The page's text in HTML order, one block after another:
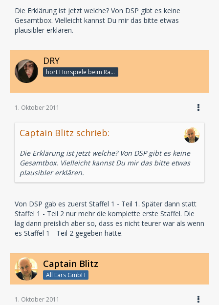
Die Erklärung ist jetzt welche? Von DSP gibt es keine
Gesamtbox. Vielleicht kannst Du mir das bitte etwas
plausibler erklären.
DRY
hört Hörspiele beim Rasenmähen
1. Oktober 2011
Captain Blitz schrieb:
Die Erklärung ist jetzt welche? Von DSP gibt es keine
Gesamtbox. Vielleicht kannst Du mir das bitte etwas
plausibler erklären.
Von DSP gab es zuerst Staffel 1 - Teil 1. Später dann statt
Staffel 1 - Teil 2 nur mehr die komplette erste Staffel. Die
lag dann preislich aber so, dass es nicht teurer war als wenn
es Staffel 1 - Teil 2 gegeben hätte.
Captain Blitz
All Ears GmbH
1. Oktober 2011